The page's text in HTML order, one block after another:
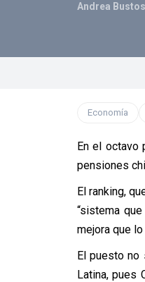
Andrea
Economía
En el octavo
pensiones
El ranking,
“sistema
mejora que
El puesto no
Latina, pues